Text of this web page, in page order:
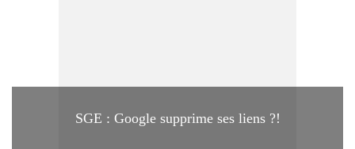
SGE : Google supprime ses liens ?!